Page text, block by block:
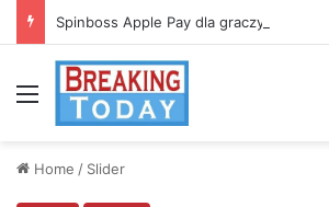
Spinboss Apple Pay dla graczy na iPhone
Menu
Home / Slider